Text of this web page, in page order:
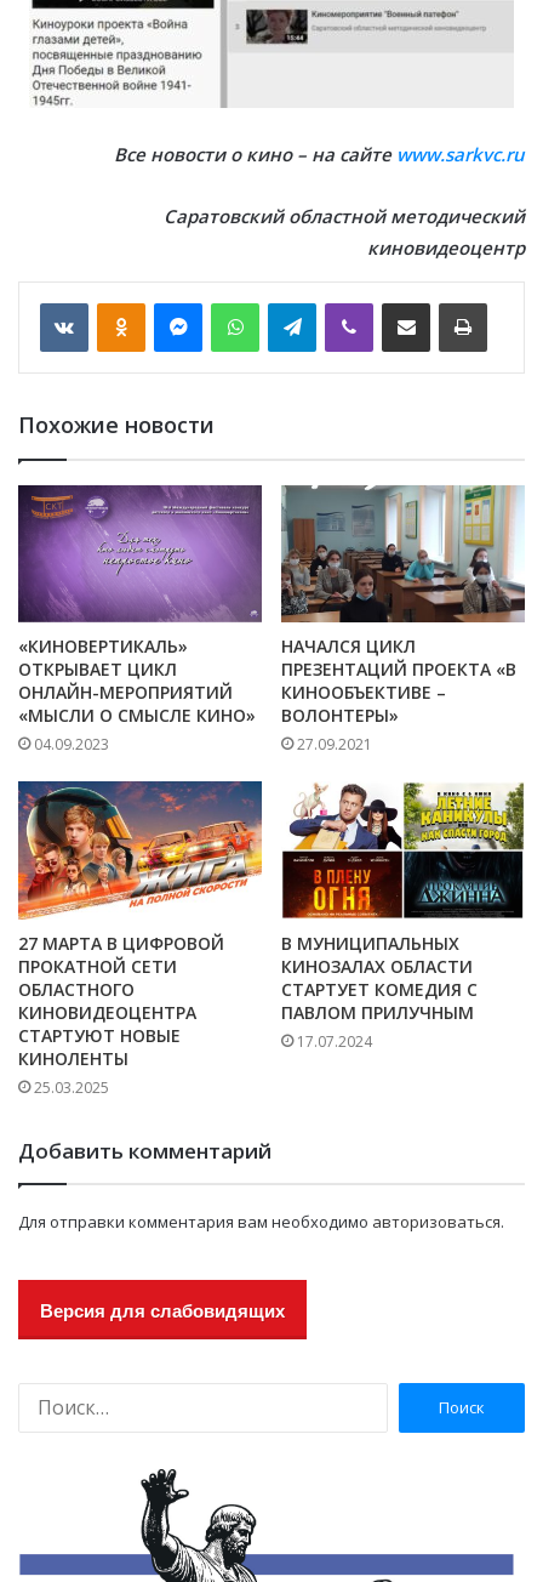
Все новости о кино – на сайте www.sarkvc.ru
Саратовский областной методический
киновидеоцентр
VKontakte WhatsApp Telegram
Похожие новости
«КИНОВЕРТИКАЛЬ»
ОТКРЫВАЕТ ЦИКЛ
ОНЛАЙН-МЕРОПРИЯТИЙ
«МЫСЛИ О СМЫСЛЕ КИНО»
04.09.2023
НАЧАЛСЯ ЦИКЛ
ПРЕЗЕНТАЦИЙ ПРОЕКТА «В
КИНООБЪЕКТИВЕ –
ВОЛОНТЕРЫ»
27.09.2021
27 МАРТА В ЦИФРОВОЙ
ПРОКАТНОЙ СЕТИ
ОБЛАСТНОГО
КИНОВИДЕОЦЕНТРА
СТАРТУЮТ НОВЫЕ
КИНОЛЕНТЫ
25.03.2025
В МУНИЦИПАЛЬНЫХ
КИНОЗАЛАХ ОБЛАСТИ
СТАРТУЕТ КОМЕДИЯ С
ПАВЛОМ ПРИЛУЧНЫМ
17.07.2024
Добавить комментарий
Для отправки комментария вам необходимо авторизоваться.
Версия для слабовидящих